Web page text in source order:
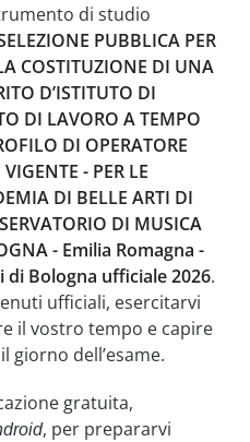
di studio
PUBBLICA PER
COSTITUZIONE DI UNA
D’ISTITUTO DI
DI LAVORO A TEMPO
DI OPERATORE
- PER LE
DI BELLE ARTI DI
DI MUSICA
- Emilia Romagna -
di Bologna ufficiale 2026.
ufficiali, esercitarvi
il vostro tempo e capire
giorno dell’esame.
gratuita,
, per prepararvi